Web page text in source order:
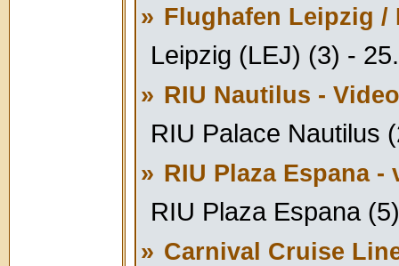
» Flughafen Leipzig /
Leipzig (LEJ) (3) -
» RIU Nautilus -
RIU Palace Nautilus
» RIU Plaza Espana
RIU Plaza Espana
» Carnival Cruise